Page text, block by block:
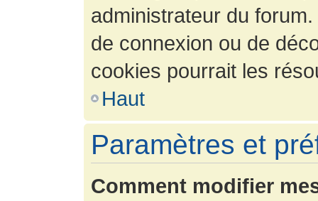
administrateur du
de connexion ou de
cookies pourrait les
Haut
Paramètres et
Comment modifier